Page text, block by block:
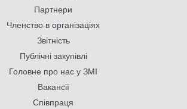
Партнери
Членство в організаціях
Звітність
Публічні закупівлі
Головне про нас у ЗМІ
Вакансії
Співпраця